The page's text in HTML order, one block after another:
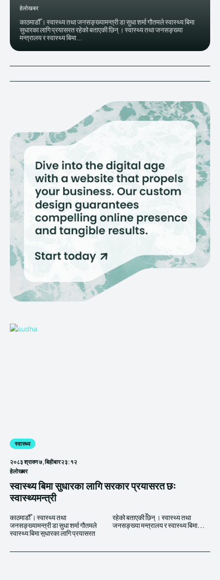
हेलाेखबर
काठमाडौँ । स्वास्थ्य तथा जनसङ्ख्यामन्त्री डा सुधा शर्मा गौतमले स्वास्थ्य बिमा
सुधारका लागि प्रयासरत रहेको बताएकी छिन् । स्वास्थ्य तथा जनसङ्ख्या
मन्त्रालय र स्वास्थ्य बिमा...
स्वास्थ्य
२०८३ श्रावण ७, बिहीबार २३:१२
हेलाेखबर
स्वास्थ्य बिमा सुधारका लागि सरकार प्रयासरत छः
स्वास्थ्यमन्त्री
काठमाडौँ । स्वास्थ्य तथा
जनसङ्ख्यामन्त्री डा सुधा शर्मा गौतमले
स्वास्थ्य बिमा सुधारका लागि प्रयासरत
रहेको बताएकी छिन् । स्वास्थ्य तथा
जनसङ्ख्या मन्त्रालय र स्वास्थ्य बिमा...